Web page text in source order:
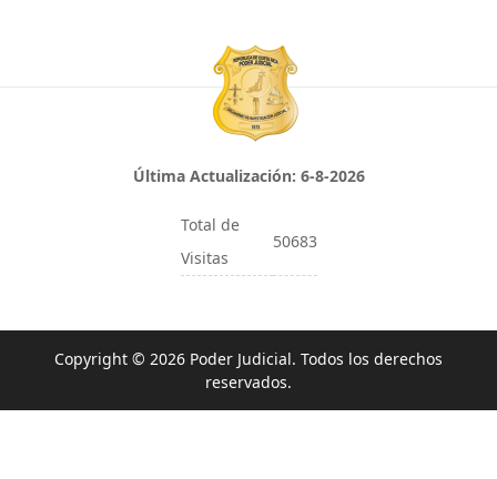
Última Actualización: 6-8-2026
Total de
Visitas
50683
Copyright © 2026 Poder Judicial. Todos los derechos
reservados.